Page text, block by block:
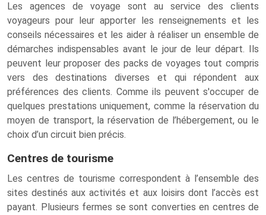
Les agences de voyage sont au service des clients
voyageurs pour leur apporter les renseignements et les
conseils nécessaires et les aider à réaliser un ensemble de
démarches indispensables avant le jour de leur départ. Ils
peuvent leur proposer des packs de voyages tout compris
vers des destinations diverses et qui répondent aux
préférences des clients. Comme ils peuvent s'occuper de
quelques prestations uniquement, comme la réservation du
moyen de transport, la réservation de l’hébergement, ou le
choix d’un circuit bien précis.
Centres de tourisme
Les centres de tourisme correspondent à l’ensemble des
sites destinés aux activités et aux loisirs dont l’accès est
payant. Plusieurs fermes se sont converties en centres de